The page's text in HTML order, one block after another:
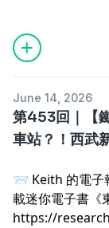
June 14, 2026
第453回｜【
車站？！西武
📨 Keith 的電
載迷你電子書《
https://
.